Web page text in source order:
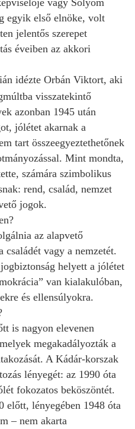
egyik első elnöke, volt
jelentős szerepet
éveiben az akkori
idézte Orbán Viktort, aki
visszatekintő
azonban 1945 után
jólétet akarnak a
tart összeegyeztethetőnek
Mint mondta,
számára szimbolikus
rend, család, nemzet
jogok.
az alapvető
családét vagy a nemzetét.
helyett a jólétet
van kialakulóban,
és ellensúlyokra.
is nagyon elevenen
megakadályozták a
A Kádár-korszak
lényegét: az 1990 óta
fokozatos beköszöntét.
előtt, lényegében 1948 óta
– nem akarta